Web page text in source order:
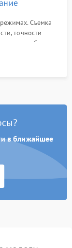
Съемка
точности
работы
в ближайшее